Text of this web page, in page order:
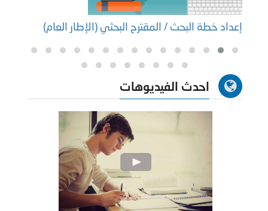
إعداد خطة البحث / المقترح البحثي (الإطار العام)
احدث الفيديوهات